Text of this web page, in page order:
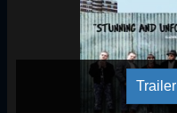
Trailer